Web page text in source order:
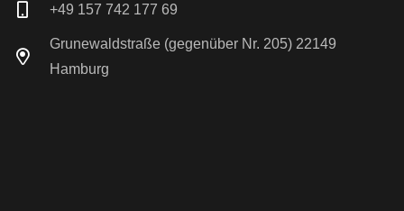
+49 157 742 177 69
Grunewaldstraße (gegenüber Nr. 205) 22149
Hamburg